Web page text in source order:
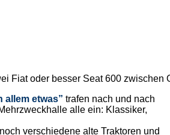
Fiat oder besser Seat 600 zwischen
allem etwas” trafen nach und nach
alle ein: Klassiker,
verschiedene alte Traktoren und